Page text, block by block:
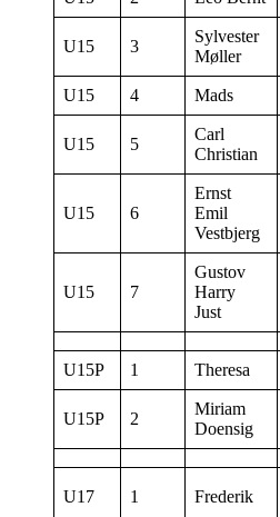
U15 3
Sylvester
Møller
U15 4 Mads
U15 5
Carl
Christian
U15 6
Ernst
Emil
Vestbjerg
U15 7
Gustov
Harry
Just
U15P 1 Theresa
U15P 2
Miriam
Doensig
U17 1 Frederik